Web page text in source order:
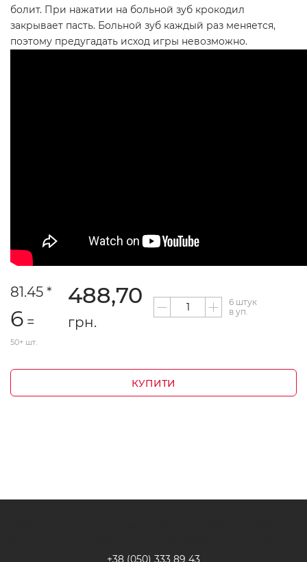
болит. При нажатии на больной зуб крокодил
закрывает пасть. Больной зуб каждый раз меняется,
поэтому предугадать исход игры невозможно.
81.45 *
6 =
488,70
грн.
6 штук
в уп.
50+ шт.
КУПИТИ